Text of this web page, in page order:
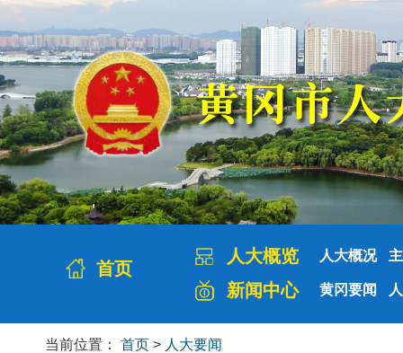
首页
人大概览 人大概况
新闻中心 黄冈要闻
当前位置： 首页 > 人大要闻